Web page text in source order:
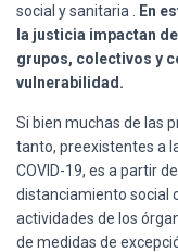
social y sanitaria .
En
la justicia impactan
grupos, colectivos y
vulnerabilidad.
Si bien muchas de las
tanto, preexistentes a
COVID-19, es a partir
distanciamiento social
actividades de los
de medidas de